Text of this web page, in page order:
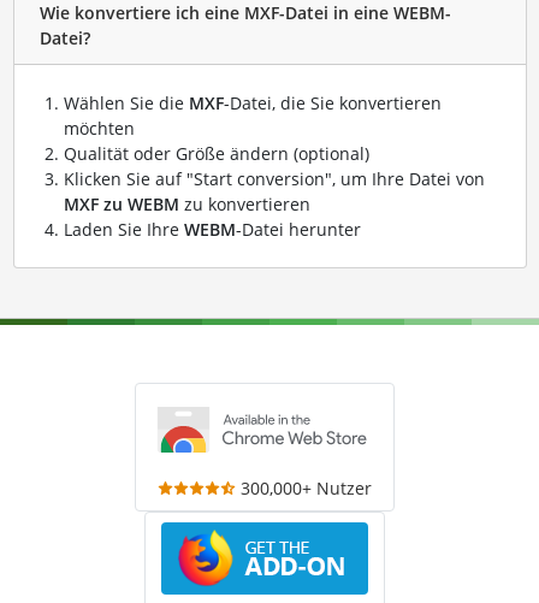
Wie konvertiere ich eine MXF-Datei in eine WEBM-
Datei?
Wählen Sie die MXF-Datei, die Sie konvertieren
möchten
Qualität oder Größe ändern (optional)
Klicken Sie auf "Start conversion", um Ihre Datei von
MXF zu WEBM zu konvertieren
Laden Sie Ihre WEBM-Datei herunter
300,000+ Nutzer